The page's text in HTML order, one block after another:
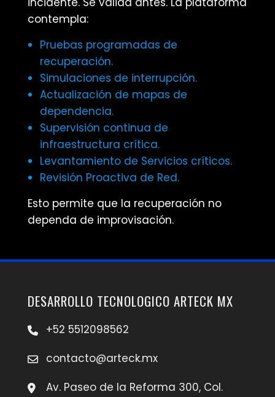
contempla:
Pruebas programadas de
recuperación.
Simulaciones de interrupción.
Actualización de mapas de
dependencia.
Supervisión continua de
infraestructura crítica.
Levantamiento de Servicios críticos.
Revisión Proactiva de Red.
Esto permite que la recuperación no
dependa de improvisación.
DESARROLLO TECNOLOGICO ARTECK MX
+52 5512098562
contacto@arteck.mx
Av. Paseo de la Reforma 300, Col.